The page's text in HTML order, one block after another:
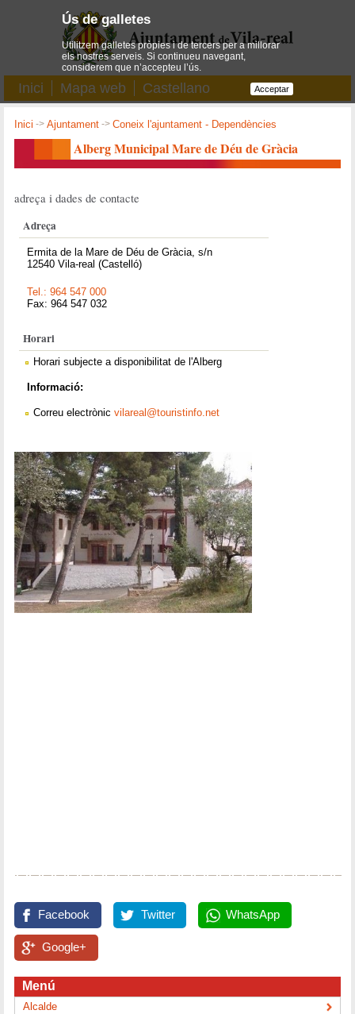
Inici Mapa web Castellano
Inici ->Ajuntament ->Coneix l'ajuntament - Dependències
Alberg Municipal Mare de Déu de Gràcia
adreça i dades de contacte
Adreça
Ermita de la Mare de Déu de Gràcia, s/n
12540 Vila-real (Castelló)
Tel.: 964 547 000
Fax: 964 547 032
Horari
Horari subjecte a disponibilitat de l'Alberg
Informació:
Correu electrònic vilareal@touristinfo.net
Facebook Twitter WhatsApp
Google+
Menú
Alcalde
Ús de galletes
Utilitzem galletes pròpies i de tercers per a millorar
els nostres serveis. Si continueu navegant,
considerem que n’accepteu l’ús.
Acceptar